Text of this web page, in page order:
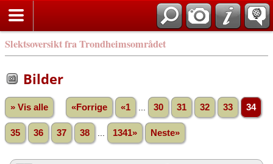
Slektsoversikt fra Trondheimsområdet
Bilder
» Vis alle «Forrige «1 30 31 32 33 34
35 36 37 38 1341» Neste»